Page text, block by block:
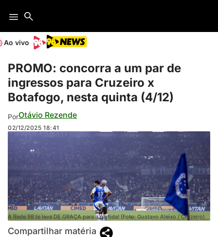
Ao vivo
PROMO: concorra a um par de
ingressos para Cruzeiro x
Botafogo, nesta quinta (4/12)
PorOtávio Rezende
02/12/2025 18:41
A Rede 98 te leva DE GRAÇA para a partida! (Foto: Gustavo Aleixo / Cruzeiro)
Compartilhar matéria